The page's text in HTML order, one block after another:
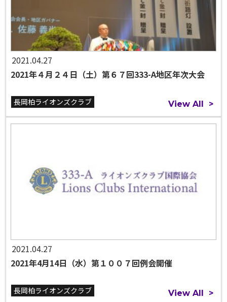
2021.04.27
2021年４月２４日（土）第６７回333-A地区年次大会
長岡柏ライオンズクラブ View All >
2021.04.27
2021年4月14日（水）第１００７回例会開催
長岡柏ライオンズクラブ View All >